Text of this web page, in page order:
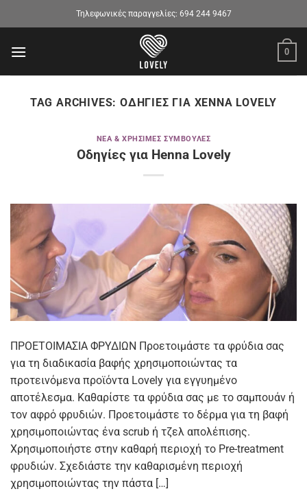
στο
Τηλεφωνικές παραγγελίες: 694 244 9467
0
TAG ARCHIVES: ΟΔΗΓΊΕΣ ΓΙΑ ΧΈΝΝΑ LOVELY
ΝΈΑ & ΧΡΉΣΙΜΕΣ ΣΥΜΒΟΥΛΈΣ
Οδηγίες για Henna Lovely
ΠΡΟΕΤΟΙΜΑΣΙΑ ΦΡΥΔΙΩΝ Προετοιμάστε τα φρύδια σας
για τη διαδικασία βαφής χρησιμοποιώντας τα
προτεινόμενα προϊόντα Lovely για εγγυημένο
αποτέλεσμα. Καθαρίστε τα φρύδια σας με το σαμπουάν ή
τον αφρό φρυδιών. Προετοιμάστε το δέρμα για τη βαφή
χρησιμοποιώντας ένα scrub ή τζελ απολέπισης.
Χρησιμοποιήστε στην καθαρή περιοχή το Pre-treatment
φρυδιών. Σχεδιάστε την καθαρισμένη περιοχή
χρησιμοποιώντας την πάστα […]